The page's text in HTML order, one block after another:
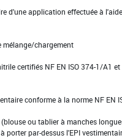
d'une application effectuée à
mélange/chargement
certifiés NF EN ISO 374-1/A1
conforme à la norme NF EN
ou tablier à manches
porter par-dessus l'EPI